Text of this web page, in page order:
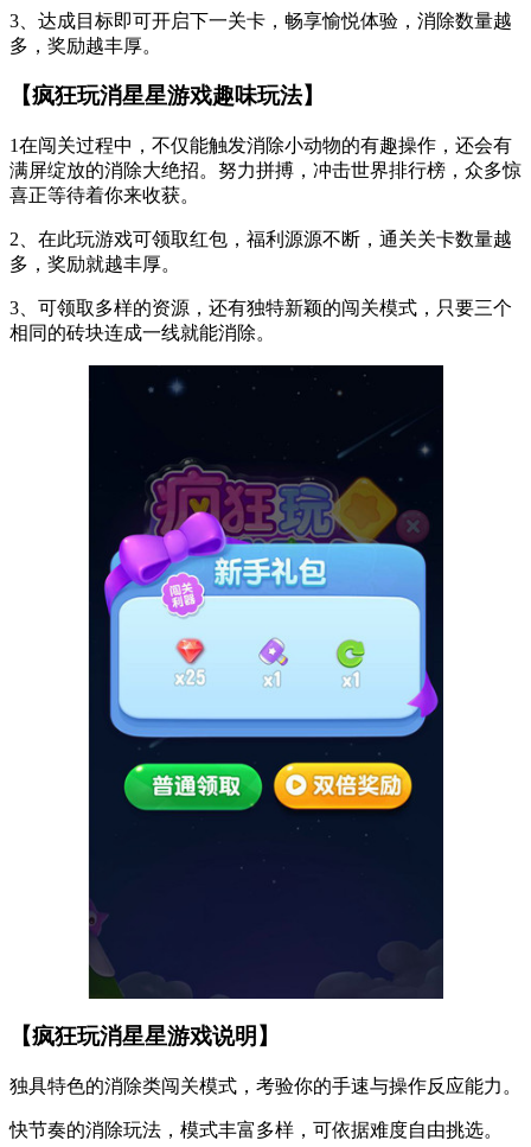
3、达成目标即可开启下一关卡，畅享愉悦体验，消除数量越
多，奖励越丰厚。
【疯狂玩消星星游戏趣味玩法】
1在闯关过程中，不仅能触发消除小动物的有趣操作，还会有
满屏绽放的消除大绝招。努力拼搏，冲击世界排行榜，众多惊
喜正等待着你来收获。
2、在此玩游戏可领取红包，福利源源不断，通关关卡数量越
多，奖励就越丰厚。
3、可领取多样的资源，还有独特新颖的闯关模式，只要三个
相同的砖块连成一线就能消除。
【疯狂玩消星星游戏说明】
独具特色的消除类闯关模式，考验你的手速与操作反应能力。
快节奏的消除玩法，模式丰富多样，可依据难度自由挑选。